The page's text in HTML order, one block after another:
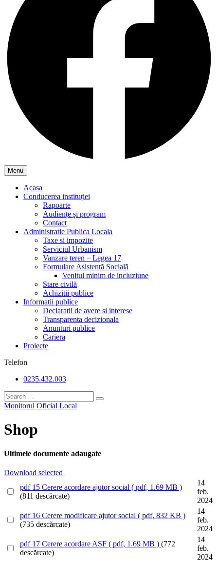
Menu
Acasa
Conducerea instituției
Rapoarte
Audiențe și program
Contact
Administratie Publica Locala
Taxe si impozite
Serviciul Urbanism
Vanzare teren – Legea 17
Formulare Asistență Socială
Venitul minim de incluziune
Stare civilă
Achizitii publice
Informatii publice
Declaratii de avere si interese
Transparenta decizionala
Anunturi publice
Cariera
Proiecte
Telefon
0235.432.003
Monitorul Oficial Local
Shop
Ultimele documente adaugate
Download selected
pdf 15 Cerere acordare ajutor social ( pdf, 1.69 MB )
(811 descărcate)
14
feb.
2024
pdf 16 Cerere modificare ajutor social ( pdf, 832 KB )
(735 descărcate)
14
feb.
2024
pdf 17 Cerere acordare ASF ( pdf, 1.69 MB ) (772
descărcate)
14
feb.
2024